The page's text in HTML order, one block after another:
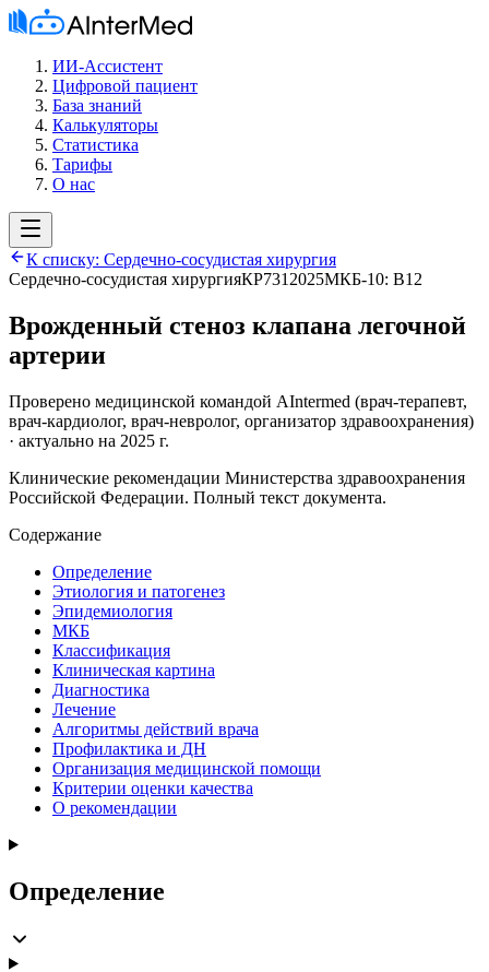
ИИ-Ассистент
Цифровой пациент
База знаний
Калькуляторы
Статистика
Тарифы
О нас
К списку: Сердечно-сосудистая хирургия
Сердечно-сосудистая хирургияКР731 2025МКБ-10: B12
Врожденный стеноз клапана легочной
артерии
Проверено медицинской командой AIntermed (врач-терапевт,
врач-кардиолог, врач-невролог, организатор здравоохранения)
· актуально на 2025 г.
Клинические рекомендации Министерства здравоохранения
Российской Федерации. Полный текст документа.
Содержание
Определение
Этиология и патогенез
Эпидемиология
МКБ
Классификация
Клиническая картина
Диагностика
Лечение
Алгоритмы действий врача
Профилактика и ДН
Организация медицинской помощи
Критерии оценки качества
О рекомендации
Определение